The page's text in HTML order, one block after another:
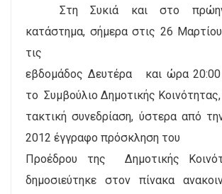
Στη Συκιά και στο
κατάστημα, σήμερα στις 26 M
τις
εβδομάδος Δευτέρα
και ώρα
το Συμβούλιο Δημοτικής
τακτική συνεδρίαση, ύστερα από
2012 έγγραφο πρόσκληση του
Προέδρου της
Δημοτικής
δημοσιεύτηκε στον πίνακα